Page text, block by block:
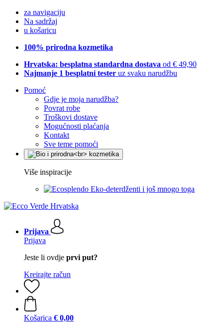
za navigaciju
Na sadržaj
u košaricu
100% prirodna kozmetika
Hrvatska: besplatna standardna dostava od € 49,90
Najmanje 1 besplatni tester uz svaku narudžbu
Pomoć
Gdje je moja narudžba?
Povrat robe
Troškovi dostave
Mogućnosti plaćanja
Kontakt
Sve teme pomoći
Više inspiracije
Eko-deterdženti i još mnogo toga
Prijava
Prijava
Jeste li ovdje prvi put?
Kreirajte račun
Košarica € 0,00